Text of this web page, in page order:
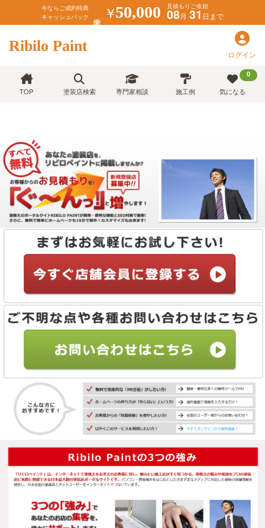
今ならご成約特典
キャッシュバック
￥50,000 見積もりご依頼
08月 31日まで
Ribilo Paint ログイン
TOP 塗装店検索 専門家相談 施工例
0
気になる